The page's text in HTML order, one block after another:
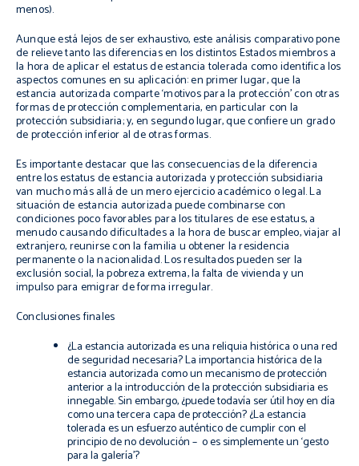
menos).
Aunque está lejos de ser exhaustivo, este análisis comparativo pone
de relieve tanto las diferencias en los distintos Estados miembros a
la hora de aplicar el estatus de estancia tolerada como identifica los
aspectos comunes en su aplicación: en primer lugar, que la
estancia autorizada comparte ‘motivos para la protección’ con otras
formas de protección complementaria, en particular con la
protección subsidiaria; y, en segundo lugar, que confiere un grado
de protección inferior al de otras formas.
Es importante destacar que las consecuencias de la diferencia
entre los estatus de estancia autorizada y protección subsidiaria
van mucho más allá de un mero ejercicio académico o legal. La
situación de estancia autorizada puede combinarse con
condiciones poco favorables para los titulares de ese estatus, a
menudo causando dificultades a la hora de buscar empleo, viajar al
extranjero, reunirse con la familia u obtener la residencia
permanente o la nacionalidad. Los resultados pueden ser la
exclusión social, la pobreza extrema, la falta de vivienda y un
impulso para emigrar de forma irregular.
Conclusiones finales
¿La estancia autorizada es una reliquia histórica o una red
de seguridad necesaria? La importancia histórica de la
estancia autorizada como un mecanismo de protección
anterior a la introducción de la protección subsidiaria es
innegable. Sin embargo, ¿puede todavía ser útil hoy en día
como una tercera capa de protección? ¿La estancia
tolerada es un esfuerzo auténtico de cumplir con el
principio de no devolución ​– o es simplemente un ‘gesto
para la galería’?